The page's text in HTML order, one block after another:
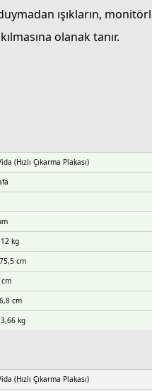
ışıkların,
olanak tanır.
(Hızlı Çıkarma Plakası)
kg
cm
cm
kg
(Hızlı Çıkarma Plakası)